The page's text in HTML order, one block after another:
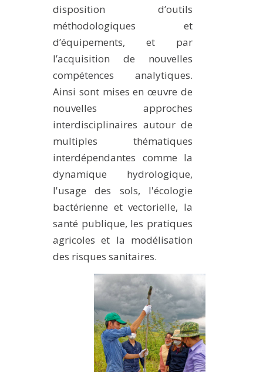
disposition d’outils
méthodologiques et
d’équipements, et par
l’acquisition de nouvelles
compétences analytiques.
Ainsi sont mises en œuvre de
nouvelles approches
interdisciplinaires autour de
multiples thématiques
interdépendantes comme la
dynamique hydrologique,
l'usage des sols, l'écologie
bactérienne et vectorielle, la
santé publique, les pratiques
agricoles et la modélisation
des risques sanitaires.